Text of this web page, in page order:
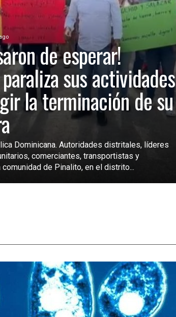
de esperar!
sus actividades
la terminación de su
Dominicana. Autoridades distritales, líderes
comerciantes, transportistas y
de Pinalito, en el distrito...